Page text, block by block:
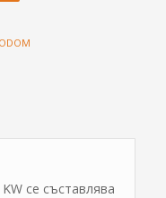
се съставлява